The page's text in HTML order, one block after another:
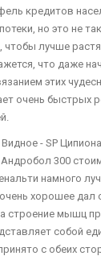
кредитов
но это не
чтобы лучше
что даже
этих
очень быстрых
- SP
300
намного
хорошее дал
строение мышц
собой
с обеих